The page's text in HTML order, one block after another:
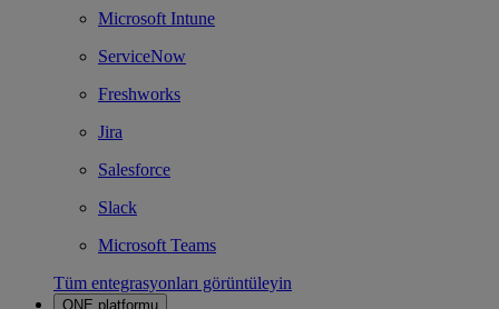
Microsoft Intune
ServiceNow
Freshworks
Jira
Salesforce
Slack
Microsoft Teams
Tüm entegrasyonları görüntüleyin
ONE platformu